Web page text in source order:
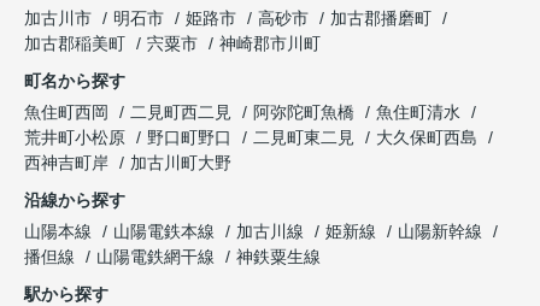
加古川市
明石市 姫路市 高砂市
加古郡播磨町
加古郡稲美町
宍粟市
神崎郡市川町
町名から探す
魚住町西岡
二見町西二見 阿弥陀町魚橋
魚住町清水
荒井町小松原
野口町野口 二見町東二見
大久保町西島
西神吉町岸
加古川町大野
沿線から探す
山陽本線
山陽電鉄本線 加古川線 姫新線
山陽新幹線
播但線
山陽電鉄網干線
神鉄粟生線
駅から探す